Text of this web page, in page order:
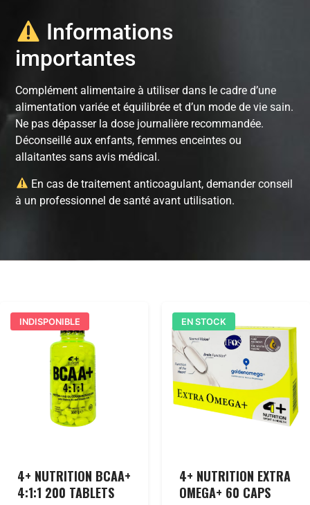
Informations
importantes
Complément alimentaire à utiliser dans le cadre d’une
alimentation variée et équilibrée et d’un mode de vie sain.
Ne pas dépasser la dose journalière recommandée.
Déconseillé aux enfants, femmes enceintes ou
allaitantes sans avis médical.
En cas de traitement anticoagulant, demander conseil
à un professionnel de santé avant utilisation.
INDISPONIBLE
4+ NUTRITION BCAA+
4:1:1 200 TABLETS
EN STOCK
4+ NUTRITION EXTRA
OMEGA+ 60 CAPS